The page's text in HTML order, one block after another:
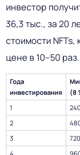
инвестор
36,3 тыс., за 20
стоимости
цене в 10–50 раз.
Года
инвестирования
(8
1
240
2
3
720